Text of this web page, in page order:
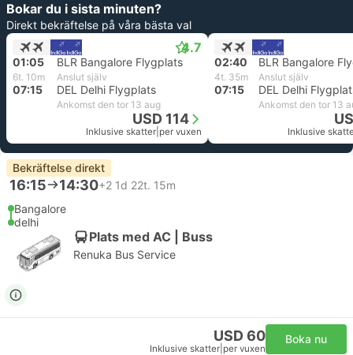
Bokar du i sista minuten?
Direkt bekräftelse på våra bästa val
4.7
01:05 BLR Bangalore Flygplats
6t. 10m Anslut själv
07:15 DEL Delhi Flygplats
Ankomst den tor 13 aug
USD 114
Inklusive skatter per vuxen
02:40 BLR Bangalore
4t. 35m Anslut själv
07:15 DEL Delhi
Ankomst den tor 13
Inklusive
Bekräftelse direkt
16:15 14:30+2 1d 22t. 15m
Bangalore
delhi
Plats med AC | Buss
Renuka Bus Service
USD 60
Inklusive skatter per vuxen
Boka nu